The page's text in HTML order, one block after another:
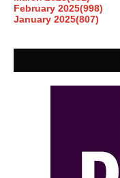
February 2025(998)
January 2025(807)